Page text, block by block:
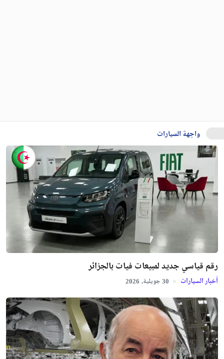
واجهة السيارات
رقم قياسي جديد لمبيعات فيات بالجزائر
أخبار السيارات 30 جويلية, 2026